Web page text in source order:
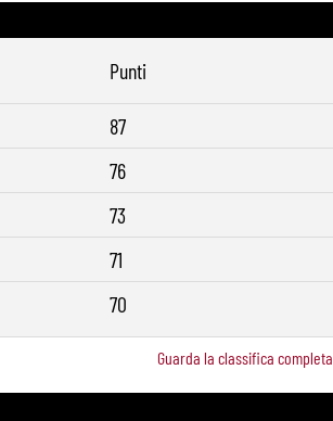
Punti
87
76
73
71
70
Guarda la classifica completa